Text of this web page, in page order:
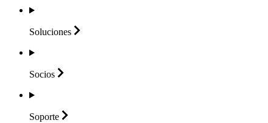
Soluciones
Socios
Soporte